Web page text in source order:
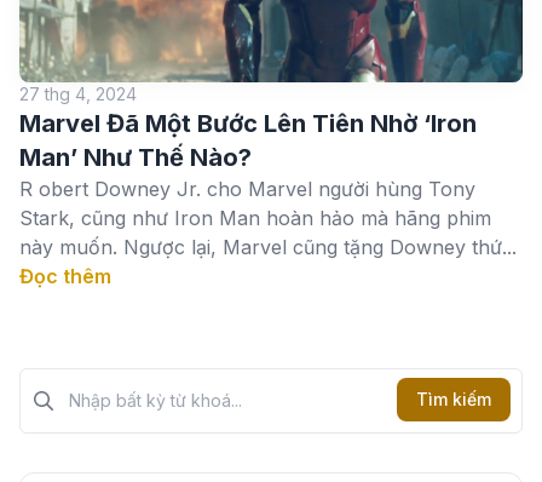
27 thg 4, 2024
Marvel Đã Một Bước Lên Tiên Nhờ ‘Iron
Man’ Như Thế Nào?
R obert Downey Jr. cho Marvel người hùng Tony
Stark, cũng như Iron Man hoàn hảo mà hãng phim
này muốn. Ngược lại, Marvel cũng tặng Downey thứ...
Đọc thêm
Tìm kiếm?>
Tìm kiếm